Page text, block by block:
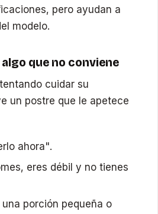
pero ayudan a
modelo.
que no conviene
cuidar su
un postre que le apetece
ahora".
eres débil y no tienes
porción pequeña o